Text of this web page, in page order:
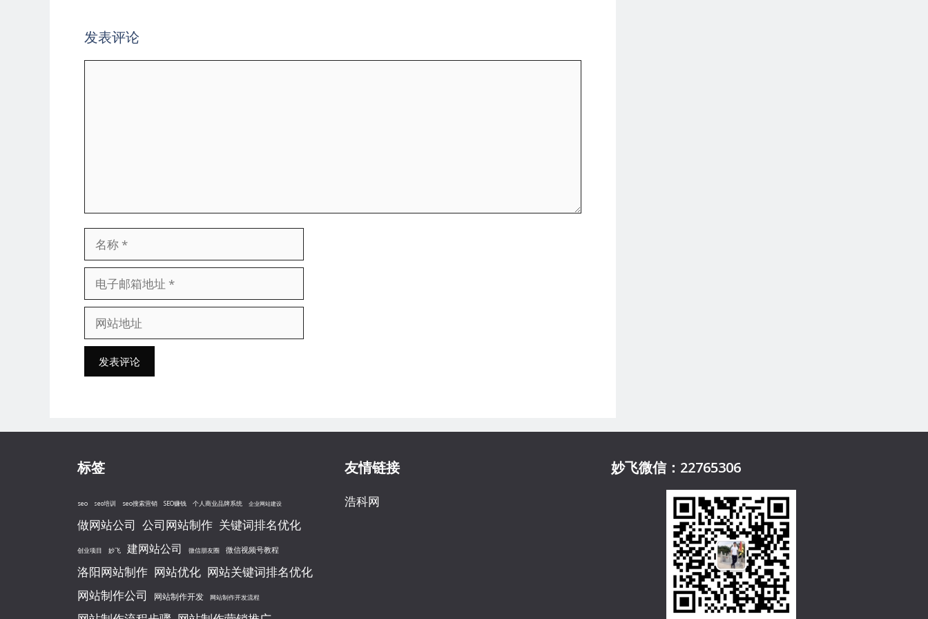
发表评论
称
子
箱
站
标签
seo seo培训 seo搜索营销 SEO赚钱 个人商业品牌系统 企业网站建设
做网站公司 公司网站制作 关键词排名优化
创业项目 妙飞 建网站公司 微信朋友圈 微信视频号教程
洛阳网站制作 网站优化 网站关键词排名优化
网站制作公司
网站制作开发 网站制作开发流程
友情链接
浩科网
妙飞微信：22765306